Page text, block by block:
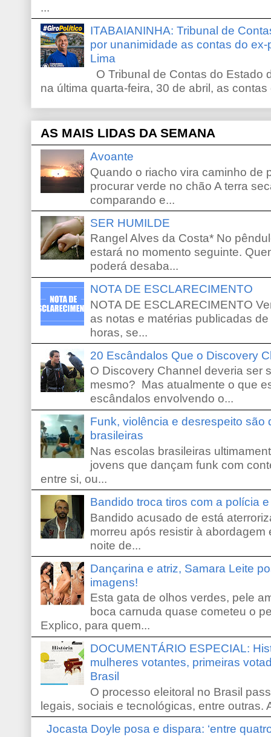
...
ITABAIANINHA: Tribunal de
por unanimidade as contas do
Lima
O Tribunal de Contas do Estado
na última quarta-feira, 30 de abril, as
AS MAIS LIDAS DA SEMANA
Avoante
Quando o riacho vira caminho de
procurar verde no chão A terra
comparando e...
SER HUMILDE
Rangel Alves da Costa* No
estará no momento seguinte.
poderá desaba...
NOTA DE ESCLARECIMENTO
NOTA DE ESCLARECIMENTO
as notas e matérias publicadas
horas, se...
20 Escândalos Que o Discovery
O Discovery Channel deveria ser
mesmo? Mas atualmente o que
escândalos envolvendo o...
Funk, violência e desrespeito são
brasileiras
Nas escolas brasileiras
jovens que dançam funk com
entre si, ou...
Bandido troca tiros com a polícia
Bandido acusado de está
morreu após resistir à
noite de...
Dançarina e atriz, Samara Leite
imagens!
Esta gata de olhos verdes, pele
boca carnuda quase cometeu o
Explico, para quem...
DOCUMENTÁRIO ESPECIAL:
mulheres votantes, primeiras
Brasil
O processo eleitoral no Brasil
legais, sociais e tecnológicas, entre outras.
Jocasta Doyle posa e dispara: ‘entre